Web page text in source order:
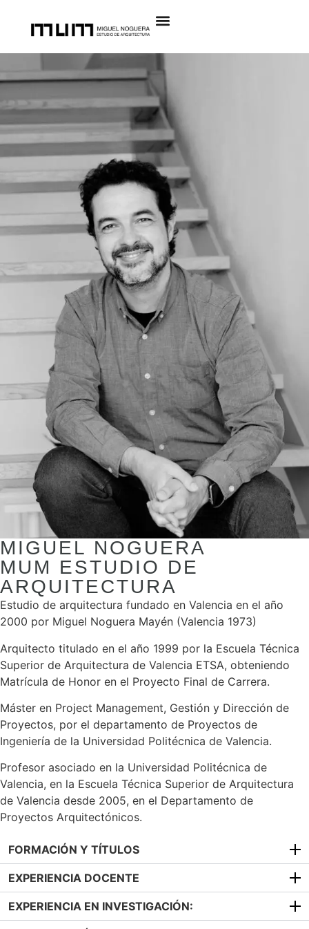
MIGUEL NOGUERA
MUM ESTUDIO DE
ARQUITECTURA
Estudio de arquitectura fundado en Valencia en el año
2000 por Miguel Noguera Mayén (Valencia 1973)
Arquitecto titulado en el año 1999 por la Escuela Técnica
Superior de Arquitectura de Valencia ETSA, obteniendo
Matrícula de Honor en el Proyecto Final de Carrera.
Máster en Project Management, Gestión y Dirección de
Proyectos, por el departamento de Proyectos de
Ingeniería de la Universidad Politécnica de Valencia.
Profesor asociado en la Universidad Politécnica de
Valencia, en la Escuela Técnica Superior de Arquitectura
de Valencia desde 2005, en el Departamento de
Proyectos Arquitectónicos.
FORMACIÓN Y TÍTULOS
EXPERIENCIA DOCENTE
EXPERIENCIA EN INVESTIGACIÓN: